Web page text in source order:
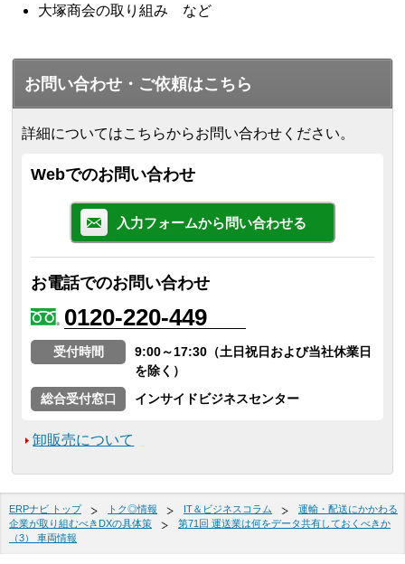
大塚商会の取り組み など
お問い合わせ・ご依頼はこちら
詳細についてはこちらからお問い合わせください。
Webでのお問い合わせ
入力フォームから問い合わせる
お電話でのお問い合わせ
0120-220-449
受付時間
9:00～17:30（土日祝日および当社休業日
を除く）
総合受付窓口
インサイドビジネスセンター
卸販売について
ERPナビ トップ トク◎情報 IT＆ビジネスコラム
運輸・配送にかかわる
企業が取り組むべきDXの具体策
第71回 運送業は何をデータ共有しておくべきか
（3） 車両情報